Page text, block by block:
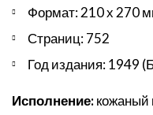
Формат: 210 х 270
Страниц: 752
Год издания: 1949
Исполнение:кожаный